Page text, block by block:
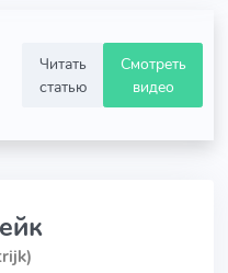
Читать
статью
Смотреть
видео